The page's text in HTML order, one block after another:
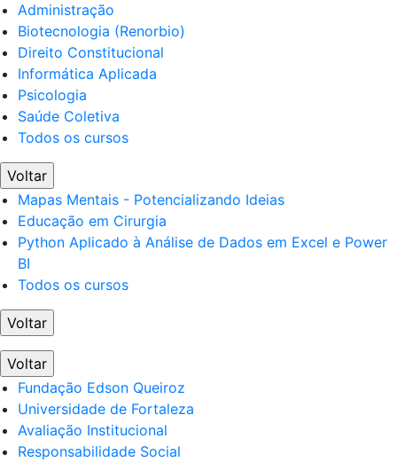
Administração
Biotecnologia (Renorbio)
Direito Constitucional
Informática Aplicada
Psicologia
Saúde Coletiva
Todos os cursos
Voltar
Mapas Mentais - Potencializando Ideias
Educação em Cirurgia
Python Aplicado à Análise de Dados em Excel e Power
BI
Todos os cursos
Voltar
Voltar
Fundação Edson Queiroz
Universidade de Fortaleza
Avaliação Institucional
Responsabilidade Social